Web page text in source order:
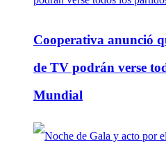
Cooperativa anunció
de TV podrán verse
Mundial